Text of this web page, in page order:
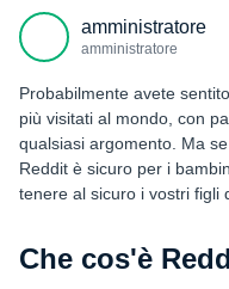
amministratore
amministratore
Probabilmente avete
più visitati al mondo, con
qualsiasi argomento. Ma
Reddit è sicuro per i
tenere al sicuro i vostri figli
Che cos'è
Gore
Contenuto per adulti
Predatori di bambini
Disinformazione
Truffe
Come proteggere gli
Conclusione